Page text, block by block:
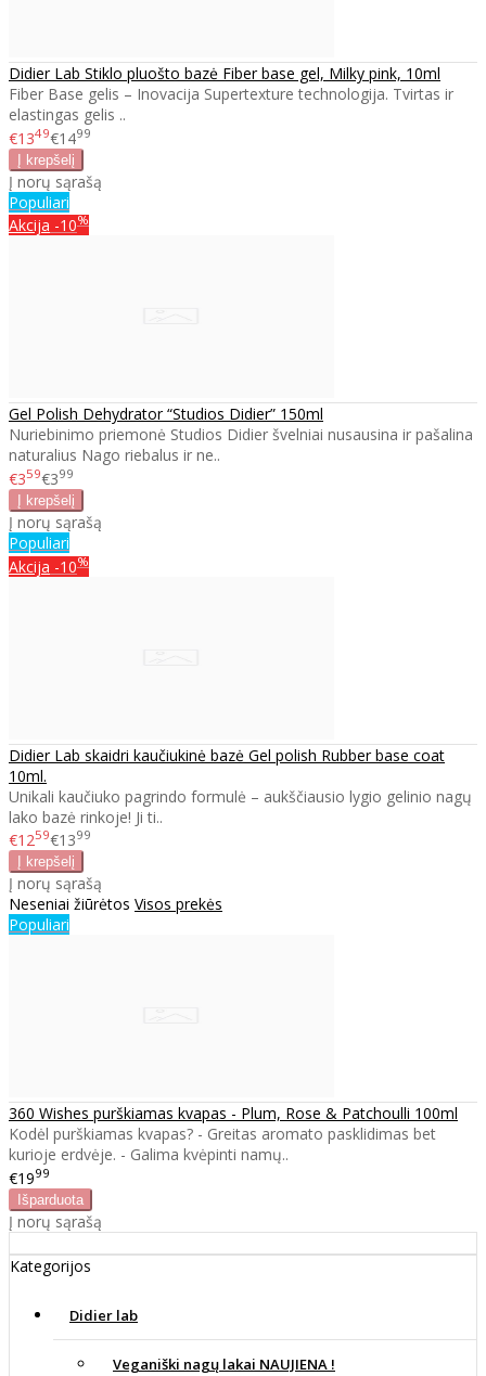
Didier Lab Stiklo pluošto bazė Fiber base gel, Milky pink, 10ml
Fiber Base gelis – Inovacija Supertexture technologija. Tvirtas ir
elastingas gelis ..
€1349€1499
Į norų sąrašą
Populiari
Akcija -10%
Gel Polish Dehydrator “Studios Didier” 150ml
Nuriebinimo priemonė Studios Didier švelniai nusausina ir pašalina
naturalius Nago riebalus ir ne..
€359€399
Į norų sąrašą
Populiari
Akcija -10%
Didier Lab skaidri kaučiukinė bazė Gel polish Rubber base coat
10ml.
Unikali kaučiuko pagrindo formulė – aukščiausio lygio gelinio nagų
lako bazė rinkoje! Ji ti..
€1259€1399
Į norų sąrašą
Neseniai žiūrėtos Visos prekės
Populiari
360 Wishes purškiamas kvapas - Plum, Rose & Patchoulli 100ml
Kodėl purškiamas kvapas? - Greitas aromato pasklidimas bet
kurioje erdvėje. - Galima kvėpinti namų..
€1999
Į norų sąrašą
Kategorijos
Didier lab
Veganiški nagų lakai NAUJIENA !